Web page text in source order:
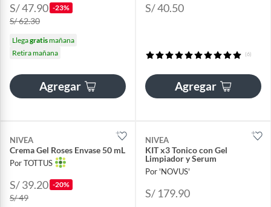
S/ 47.90 -23%
S/ 62.30
Llegagratismañana
Retira mañana
Agregar
S/ 40.50
(6)
Agregar
NIVEA
Crema Gel Roses Envase 50 mL
Por TOTTUS
S/ 39.20 -20%
S/ 49
NIVEA
KIT x3 Tonico con Gel
Limpiador y Serum
Por 'NOVUS'
S/ 179.90